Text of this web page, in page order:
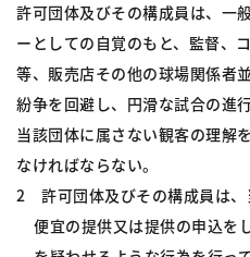
許可団体及びその構成員は、一
ーとしての自覚のもと、監督、
等、販売店その他の球場関係者
紛争を回避し、円滑な試合の進
当該団体に属さない観客の理解
なければならない。
2 許可団体及びその構成員は、
便宜の提供又は提供の申込を